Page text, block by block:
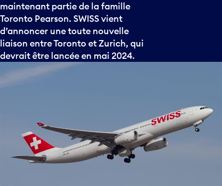
maintenant partie de la famille
Toronto Pearson. SWISS vient
d’annoncer une toute nouvelle
liaison entre Toronto et Zurich, qui
devrait être lancée en mai 2024.